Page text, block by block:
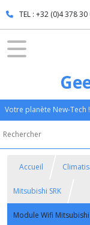
TEL : +32 (0)4 378 30
Votre planète New-Tech !
Accueil
Mitsubishi SRK
Module Wifi